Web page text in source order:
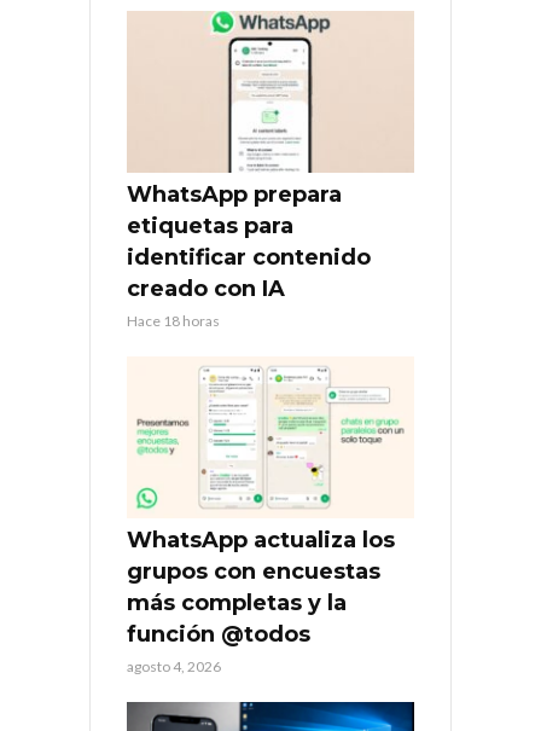
WhatsApp prepara
etiquetas para
identificar contenido
creado con IA
Hace 18 horas
WhatsApp actualiza los
grupos con encuestas
más completas y la
función @todos
agosto 4, 2026